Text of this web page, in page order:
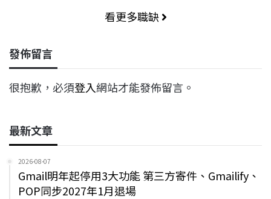
看更多職缺
發佈留言
很抱歉，必須登入網站才能發佈留言。
最新文章
2026-08-07
Gmail明年起停用3大功能 第三方寄件、Gmailify、
POP同步2027年1月退場